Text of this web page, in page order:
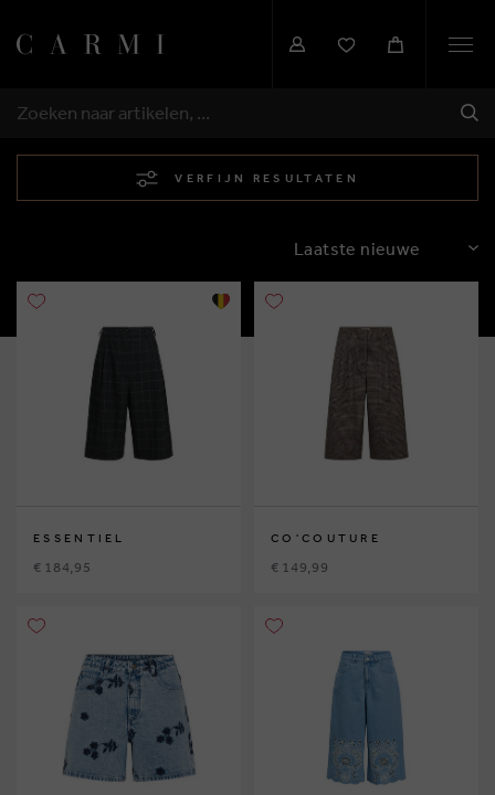
ZOEKEN
VERFIJN RESULTATEN
SORTEREN
ESSENTIEL
€ 184,95
CO'COUTURE
€ 149,99